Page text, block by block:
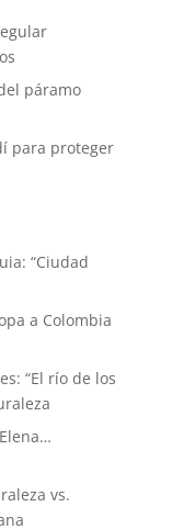
páramo
para proteger
“Ciudad
a Colombia
“El río de los
vs.